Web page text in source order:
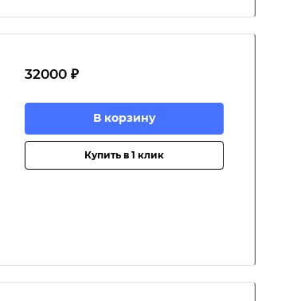
32000 ₽
В корзину
Купить в 1 клик